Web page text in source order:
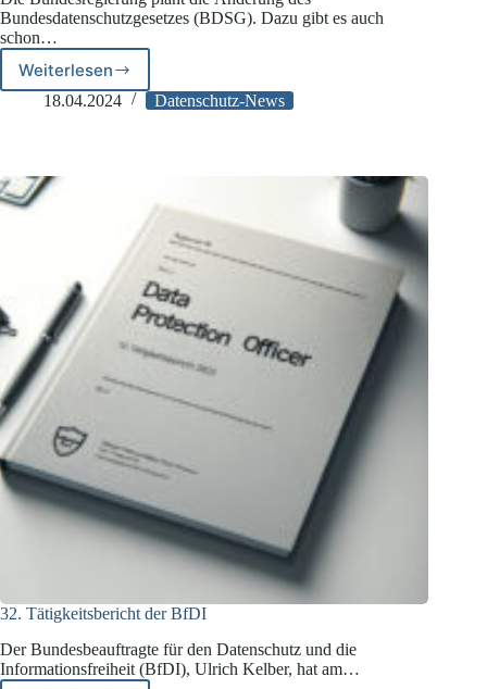
Bundesdatenschutzgesetzes (BDSG). Dazu gibt es auch
schon…
Weiterlesen
DSK
zur
18.04.2024 Datenschutz-News
32. Tätigkeitsbericht der BfDI
Der Bundesbeauftragte für den Datenschutz und die
Informationsfreiheit (BfDI), Ulrich Kelber, hat am…